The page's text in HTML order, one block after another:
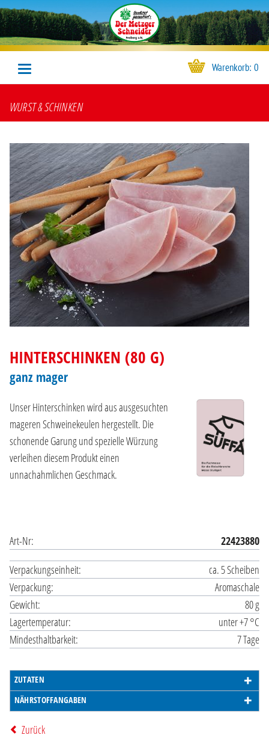
Warenkorb: 0
WURST & SCHINKEN
HINTERSCHINKEN (80 G)
ganz mager
Unser Hinterschinken wird aus ausgesuchten
mageren Schweinekeulen hergestellt. Die
schonende Garung und spezielle Würzung
verleihen diesem Produkt einen
unnachahmlichen Geschmack.
Art-Nr:
22423880
Verpackungseinheit:
ca. 5 Scheiben
Verpackung:
Aromaschale
Gewicht:
80 g
Lagertemperatur:
unter +7 °C
Mindesthaltbarkeit:
7 Tage
ZUTATEN
NÄHRSTOFFANGABEN
Zurück